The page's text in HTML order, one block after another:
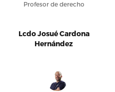
Profesor de derecho
Lcdo Josué Cardona
Hernández